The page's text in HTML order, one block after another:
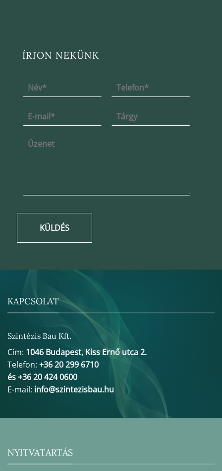
ÍRJON NEKÜNK
KÜLDÉS
KAPCSOLAT
Szintézis Bau Kft.
Cím: 1046 Budapest, Kiss Ernő utca 2.
Telefon: +36 20 299 6710
és +36 20 424 0600
E-mail: info@szintezisbau.hu
NYITVATARTÁS